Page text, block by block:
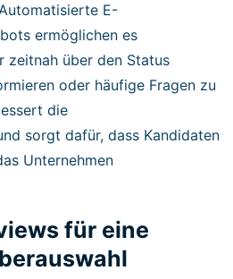
E-
ermöglichen es
zeitnah über den Status
oder häufige Fragen zu
die
sorgt dafür, dass Kandidaten
Unternehmen
für eine